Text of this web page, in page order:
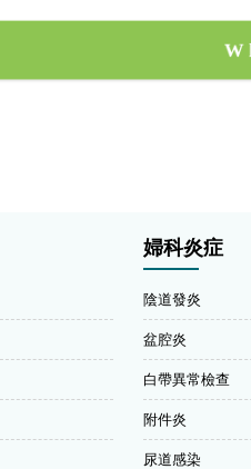
婦科炎症
陰道發炎
盆腔炎
白帶異常檢查
附件炎
尿道感染